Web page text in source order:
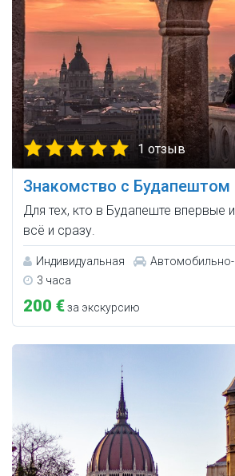
1 отзыв
Знакомство с Будапештом
Для тех, кто в Будапеште впервые
всё и сразу.
Индивидуальная
3 часа
200 €за экскурсию